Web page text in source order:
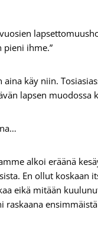
pieni ihme.”
aina käy niin.
lapsen muodossa
alkoi eräänä
En ollut koskaan
eikä mitään
raskaana